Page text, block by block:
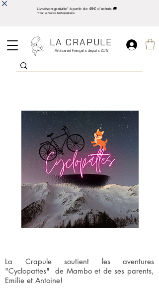
Livraison gratuite* à partir de 49€ d'achats 🚚
*Pour la France Métropolitaine
LA CRAPULE
Artisanat Français depuis 2019
La Crapule soutient les aventures
"Cyclopattes" de Mambo et de ses parents,
Emilie et Antoine!